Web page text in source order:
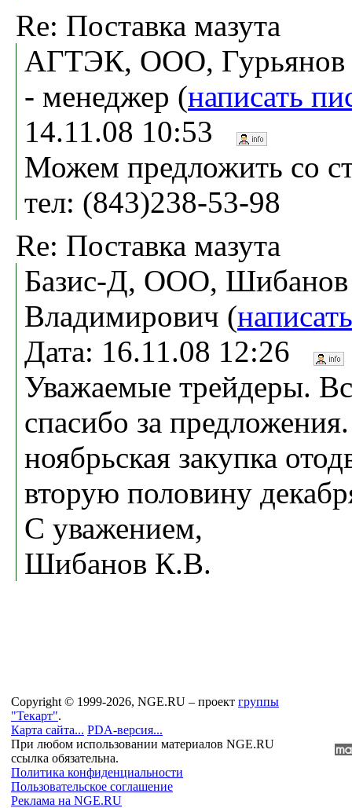
Re: Поставка мазута
АГТЭК, ООО, Гурьянов
- менеджер (написать
14.11.08 10:53
Можем предложить со
тел: (843)238-53-98
Re: Поставка мазута
Базис-Д, ООО,
Владимирович (
Дата: 16.11.08 12:26
Уважаемые трейдеры.
спасибо за
ноябрьская закупка
вторую половину
С уважением,
Шибанов К.В.
Copyright © 1999-2026, NGE.RU – проект группы
"Текарт".
Карта сайта... PDA-версия...
При любом использовании материалов NGE.RU
ссылка обязательна.
Политика конфиденциальности
Пользовательское соглашение
Реклама на NGE.RU